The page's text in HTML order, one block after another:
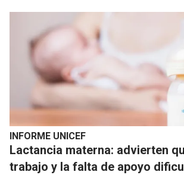
INFORME UNICEF
Lactancia materna: advierten
trabajo y la falta de apoyo